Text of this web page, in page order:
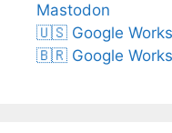
Mastodon
🇺🇸 Google
🇧🇷 Google